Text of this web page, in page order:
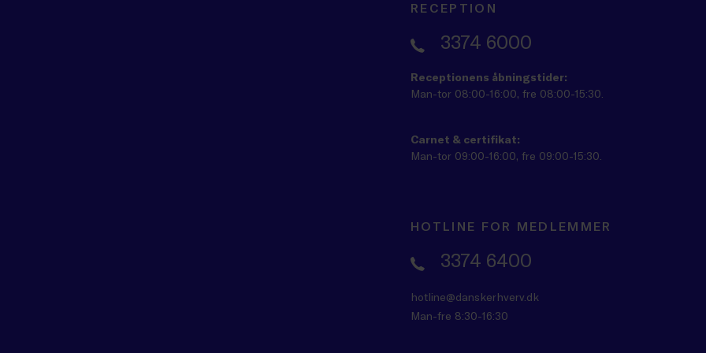
RECEPTION
3374 6000
Receptionens åbningstider:
Man-tor 08:00-16:00, fre 08:00-15:30.
Carnet & certifikat:
Man-tor 09:00-16:00, fre 09:00-15:30.
HOTLINE FOR MEDLEMMER
3374 6400
hotline@danskerhverv.dk
Man-fre 8:30-16:30